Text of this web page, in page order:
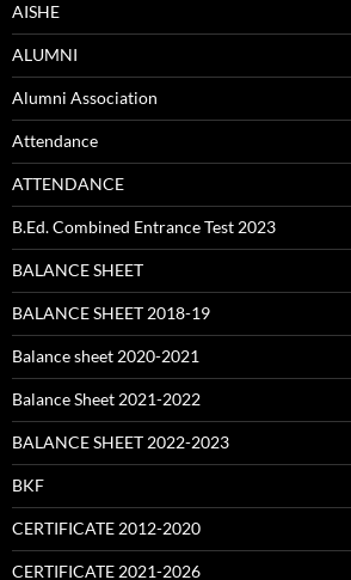
AISHE
ALUMNI
Alumni Association
Attendance
ATTENDANCE
B.Ed. Combined Entrance Test 2023
BALANCE SHEET
BALANCE SHEET 2018-19
Balance sheet 2020-2021
Balance Sheet 2021-2022
BALANCE SHEET 2022-2023
BKF
CERTIFICATE 2012-2020
CERTIFICATE 2021-2026